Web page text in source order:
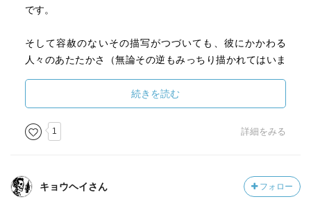
です。
そして容赦のないその描写がつづいても、彼にかかわる
人々のあたたかさ（無論その逆もみっちり描かれてはいま
りではないという側面も描かれていて、あまりにどんより
させられるわけでもありません。
そういった意味で、前作を含めてこの二作は、ボクシング
間を描いた物語だと思うのです。だから、すかっとするス
ポーツ物を求めると、うん？と感じるかもしれないです
続きを読む
1 詳細をみる
キョウヘイさん フォロー